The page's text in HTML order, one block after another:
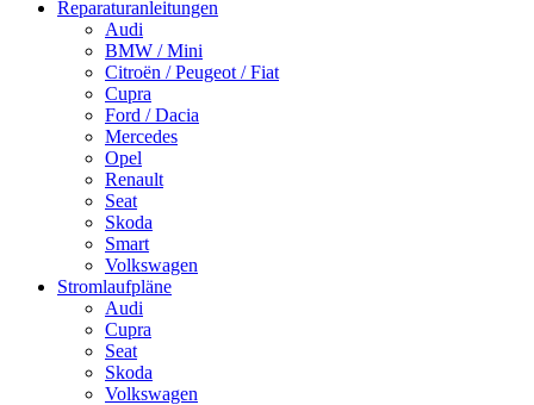
Reparaturanleitungen
Audi
BMW / Mini
Citroën / Peugeot / Fiat
Cupra
Ford / Dacia
Mercedes
Opel
Renault
Seat
Skoda
Smart
Volkswagen
Stromlaufpläne
Audi
Cupra
Seat
Skoda
Volkswagen